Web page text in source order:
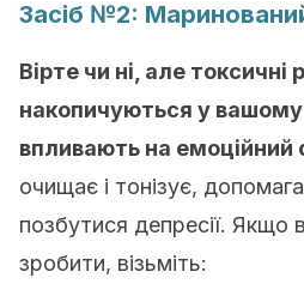
Засіб №2:
Вірте чи ні, але токсичні
накопичуються у вашому
впливають на емоційний
очищає і тонізує,
позбутися депресії. Якщо
зробити, візьміть: